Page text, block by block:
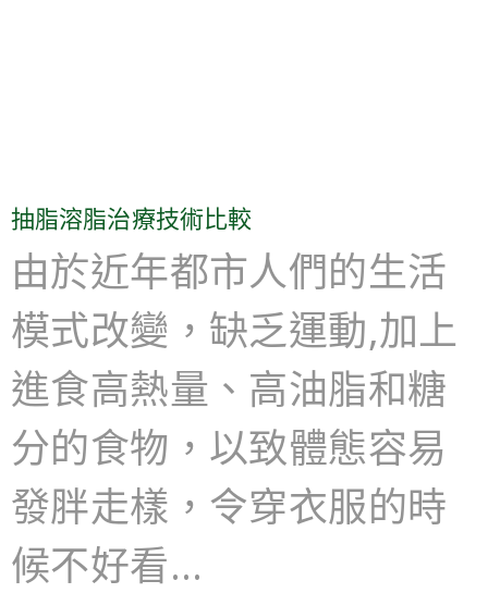
抽脂溶脂治療技術比較
由於近年都市人們的生活
模式改變，缺乏運動,加上
進食高熱量、高油脂和糖
分的食物，以致體態容易
發胖走樣，令穿衣服的時
候不好看…